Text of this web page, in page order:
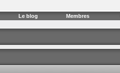
Le blog Membres